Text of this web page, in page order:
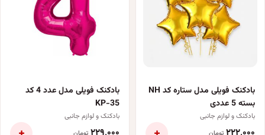
بادکنک فویلی مدل ستاره کد NH
بسته 5 عددی
بادکنک و لوازم جانبی
بادکنک فویلی مدل عدد 4 کد
KP-35
بادکنک و لوازم جانبی